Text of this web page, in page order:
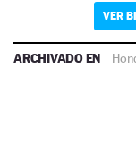
VER
ARCHIVADO EN